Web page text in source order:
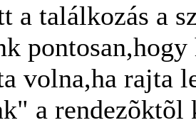
a találkozás a
volna,ha rajta
a